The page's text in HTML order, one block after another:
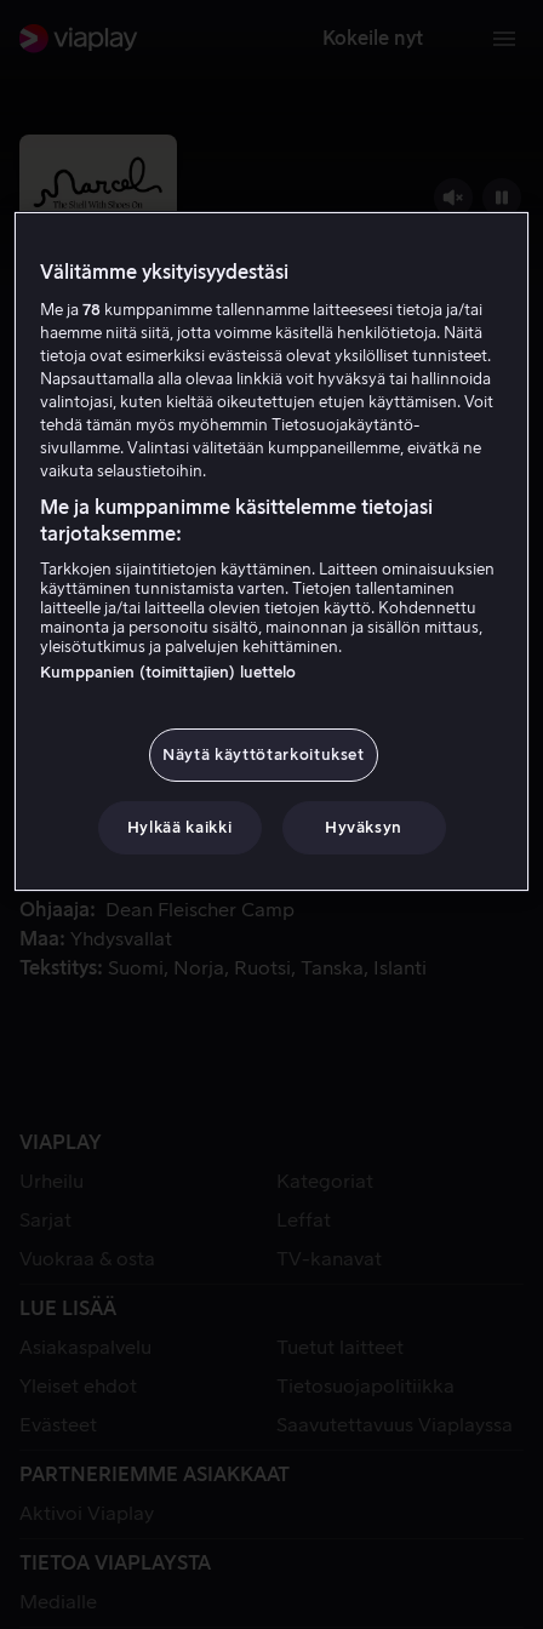
Kokeile nyt
Marcel the Shell with Shoes On
7.6 Komedia Animaatio
HD
Vuokraa 3,99 €
Katso traileri
Rakastettu hahmo saa elokuvadebyyttinsä tässä
Rakastettu hahmo saa elokuvadebyyttinsä tässä
hulvattomassa ja sydäntä lämmittävässä tarinassa, joka
kertoo yhteyden löytämisestä pienimmistäkin nurkista.
Ohjaaja
Dean Fleischer Camp
Maa
Yhdysvallat
Tekstitys
Suomi Norja Ruotsi Tanska Islanti
VIAPLAY
Urheilu
Kategoriat
Sarjat
Leffat
Vuokraa & osta
TV-kanavat
LUE LISÄÄ
Asiakaspalvelu
Tuetut laitteet
Yleiset ehdot
Tietosuojapolitiikka
Evästeet
Saavutettavuus Viaplayssa
PARTNERIEMME ASIAKKAAT
Aktivoi Viaplay
TIETOA VIAPLAYSTA
Medialle
Välitämme yksityisyydestäsi
Me ja78 kumppanimme tallennamme laitteeseesi tietoja ja/tai
haemme niitä siitä, jotta voimme käsitellä henkilötietoja. Näitä
tietoja ovat esimerkiksi evästeissä olevat yksilölliset tunnisteet.
Napsauttamalla alla olevaa linkkiä voit hyväksyä tai hallinnoida
valintojasi, kuten kieltää oikeutettujen etujen käyttämisen. Voit
tehdä tämän myös myöhemmin Tietosuojakäytäntö-
sivullamme. Valintasi välitetään kumppaneillemme, eivätkä ne
vaikuta selaustietoihin.
Me ja kumppanimme käsittelemme tietojasi
tarjotaksemme:
Tarkkojen sijaintitietojen käyttäminen. Laitteen ominaisuuksien
käyttäminen tunnistamista varten. Tietojen tallentaminen
laitteelle ja/tai laitteella olevien tietojen käyttö. Kohdennettu
mainonta ja personoitu sisältö, mainonnan ja sisällön mittaus,
yleisötutkimus ja palvelujen kehittäminen.
Kumppanien (toimittajien) luettelo
Näytä käyttötarkoitukset
Hylkää kaikki Hyväksyn